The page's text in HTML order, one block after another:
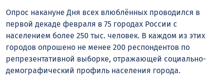
Опрос накануне Дня всех влюблённых проводился в
первой декаде февраля в 75 городах России с
населением более 250 тыс. человек. В каждом из этих
городов опрошено не менее 200 респондентов по
репрезентативной выборке, отражающей социально-
демографический профиль населения города.